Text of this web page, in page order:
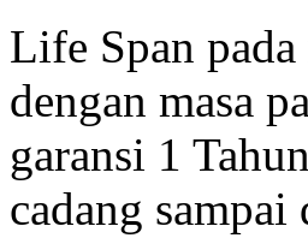
Life Span
dengan masa
garansi 1
cadang